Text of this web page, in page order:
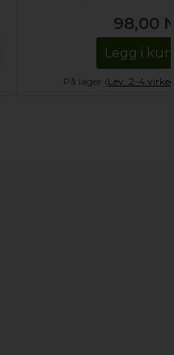
98,00
Legg i
På lager (Lev. 2-4